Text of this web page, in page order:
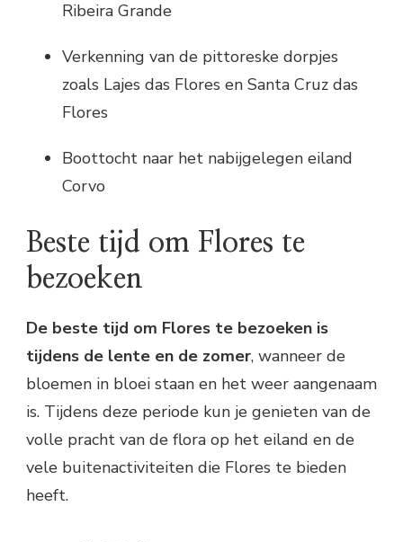
Ribeira Grande
Verkenning van de pittoreske dorpjes
zoals Lajes das Flores en Santa Cruz das
Flores
Boottocht naar het nabijgelegen eiland
Corvo
Beste tijd om Flores te
bezoeken
De beste tijd om Flores te bezoeken is
tijdens de lente en de zomer, wanneer de
bloemen in bloei staan en het weer aangenaam
is. Tijdens deze periode kun je genieten van de
volle pracht van de flora op het eiland en de
vele buitenactiviteiten die Flores te bieden
heeft.